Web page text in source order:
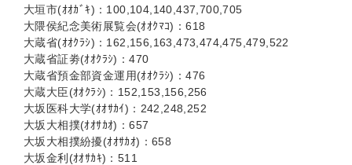
大垣市(ｵｵｶﾞｷ)：100,104,140,437,700,705
大隈侯紀念美術展覧会(ｵｵｸﾏｺ)：618
大蔵省(ｵｵｸﾗｼ)：162,156,163,473,474,475,479,522
大蔵省証劵(ｵｵｸﾗｼ)：470
大蔵省預金部資金運用(ｵｵｸﾗｼ)：476
大蔵大臣(ｵｵｸﾗｼ)：152,153,156,256
大坂医科大学(ｵｵｻｶｲ)：242,248,252
大坂大相撲(ｵｵｻｶｵ)：657
大坂大相撲紛擾(ｵｵｻｶｵ)：658
大坂金利(ｵｵｻｶｷ)：511